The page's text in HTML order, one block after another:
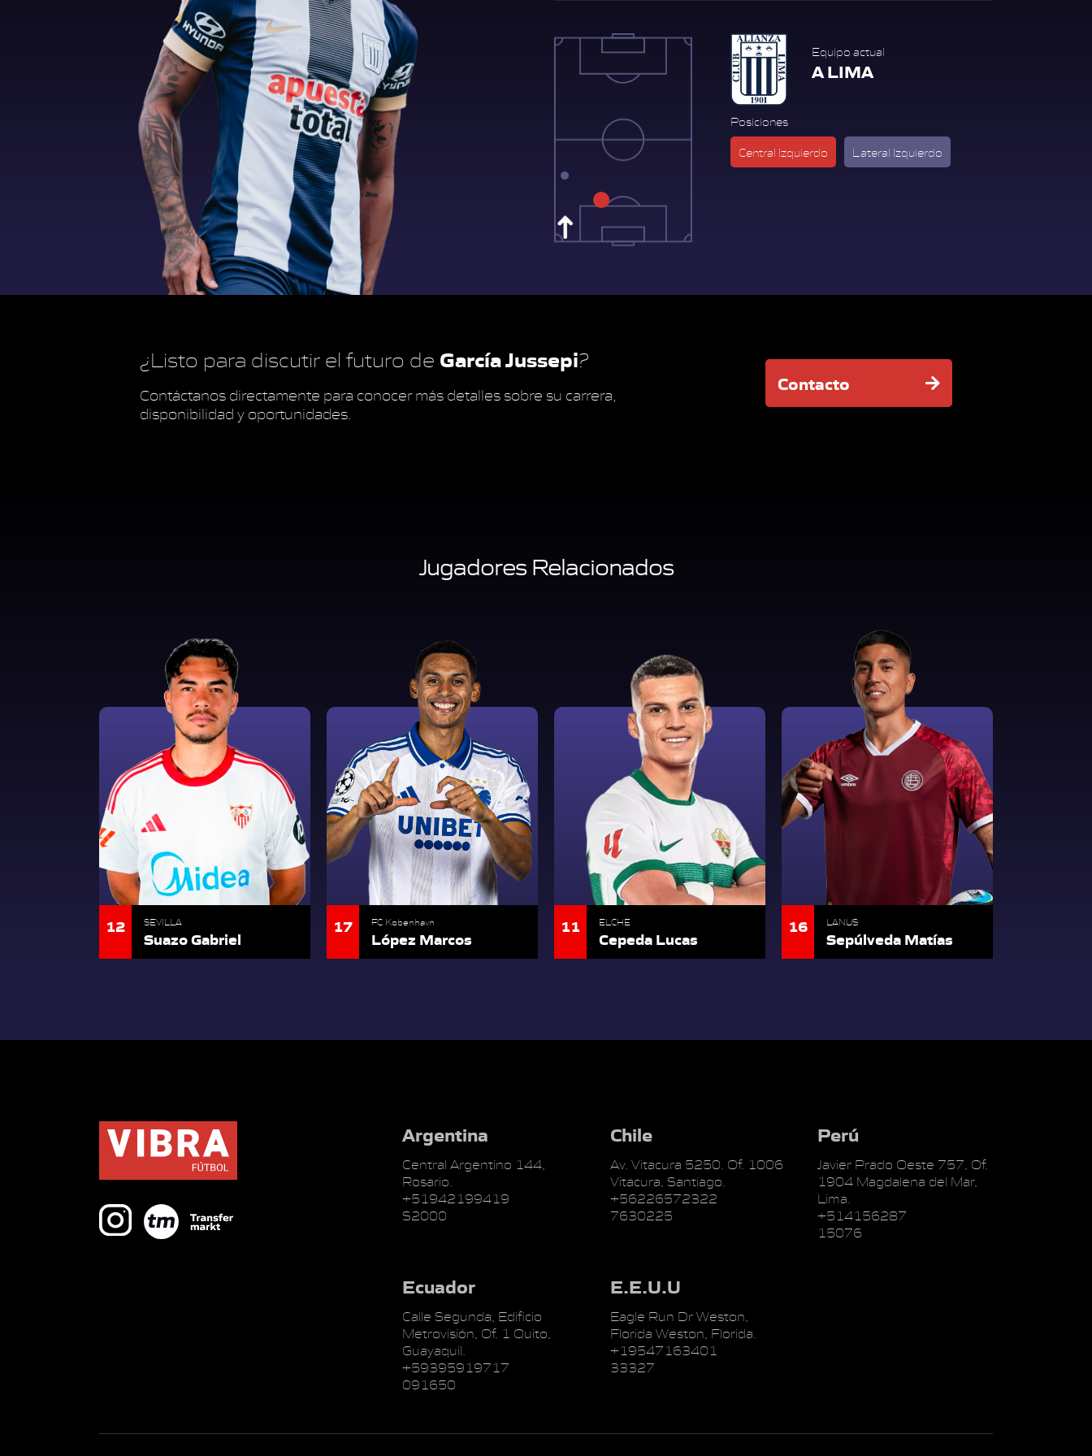
Equipo actual
A LIMA
Posiciones
Central Izquierdo Lateral Izquierdo
¿Listo para discutir el futuro de García Jussepi?
Contáctanos directamente para conocer más detalles sobre su carrera,
disponibilidad y oportunidades.
Contacto
Jugadores Relacionados
12 SEVILLA
Suazo Gabriel
17 FC København
López Marcos
11 ELCHE
Cepeda Lucas
16 LANUS
Sepúlveda Matías
Argentina
Central Argentino 144,
Rosario.
+51942199419
S2000
Chile
Av. Vitacura 5250. Of. 1006
Vitacura, Santiago.
+56226572322
7630225
Perú
Javier Prado Oeste 757, Of.
1904 Magdalena del Mar,
Lima.
+514156287
15076
Ecuador
Calle Segunda, Edificio
Metrovisión, Of. 1 Quito,
Guayaquil.
+59395919717
091650
E.E.U.U
Eagle Run Dr Weston,
Florida Weston, Florida.
+19547163401
33327